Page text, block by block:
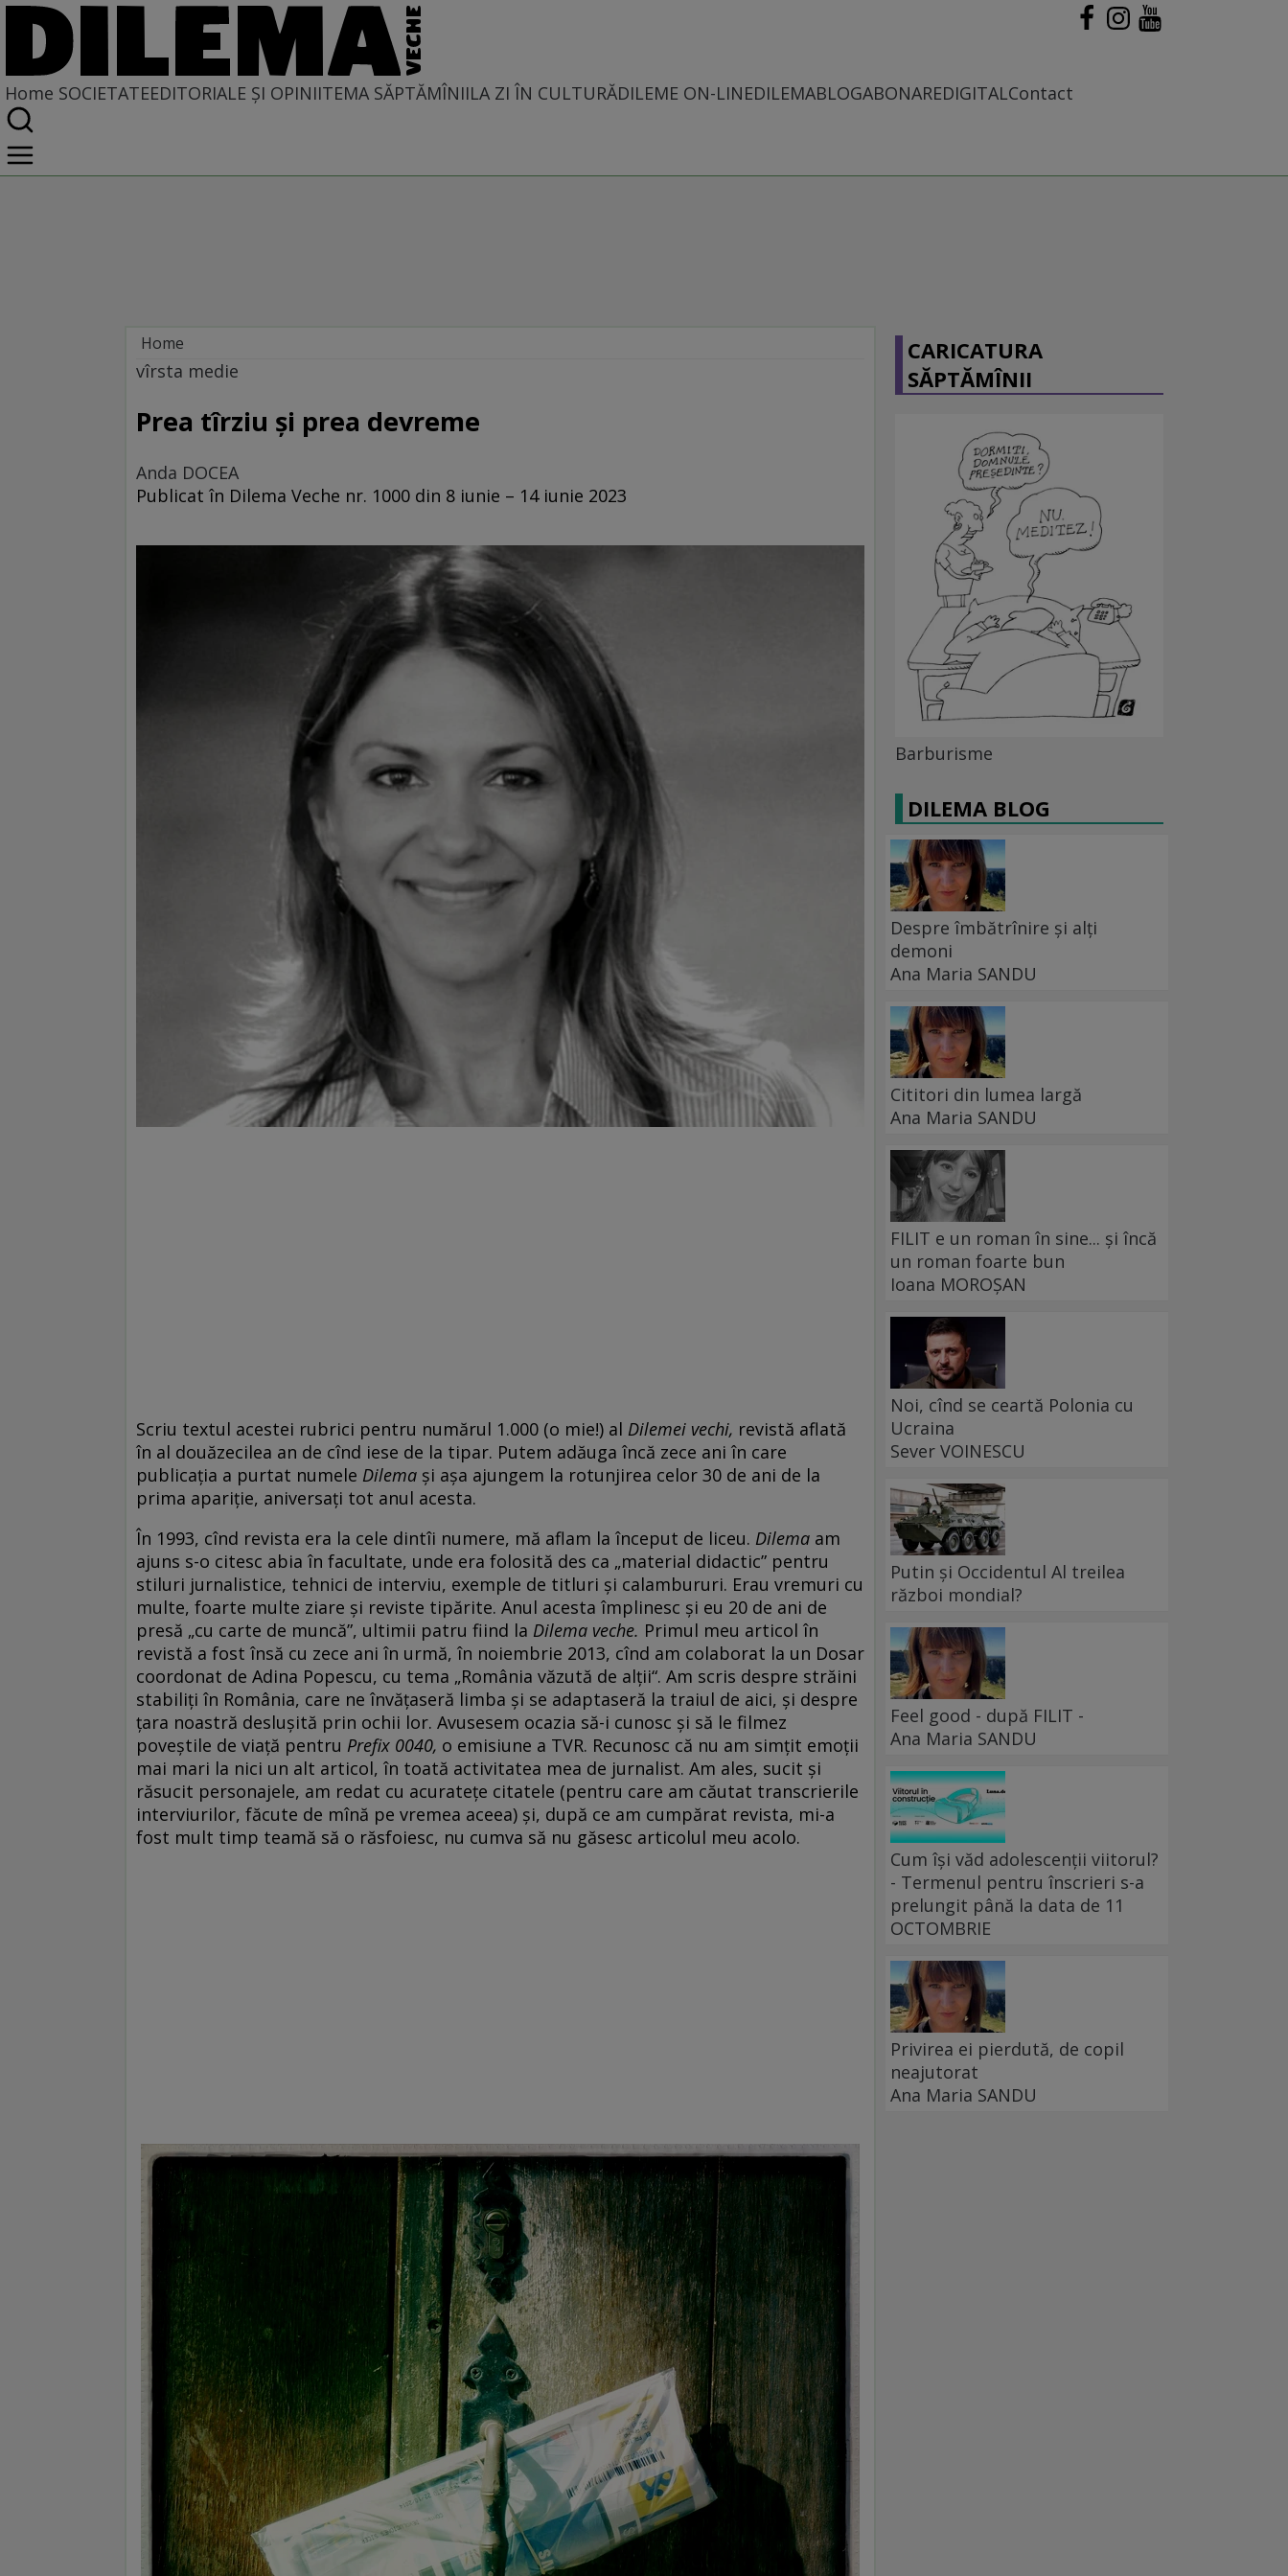
Home SOCIETATEEDITORIALE ȘI OPINIITEMA SĂPTĂMÎNIILA ZI ÎN CULTURĂDILEME ON-LINEDILEMABLOGABONAREDIGITALContact
Home
Societate
vîrsta medie
Prea tîrziu și prea devreme
Anda DOCEA
Publicat în Dilema Veche nr. 1000 din 8 iunie – 14 iunie 2023
Scriu textul acestei rubrici pentru numărul 1.000 (o mie!) al Dilemei vechi, revistă aflată
în al douăzecilea an de cînd iese de la tipar. Putem adăuga încă zece ani în care
publicația a purtat numele Dilema și așa ajungem la rotunjirea celor 30 de ani de la
prima apariție, aniversați tot anul acesta.
În 1993, cînd revista era la cele dintîi numere, mă aflam la început de liceu. Dilema am
ajuns s-o citesc abia în facultate, unde era folosită des ca „material didactic” pentru
stiluri jurnalistice, tehnici de interviu, exemple de titluri și calambururi. Erau vremuri cu
multe, foarte multe ziare și reviste tipărite. Anul acesta împlinesc și eu 20 de ani de
presă „cu carte de muncă”, ultimii patru fiind la Dilema veche. Primul meu articol în
revistă a fost însă cu zece ani în urmă, în noiembrie 2013, cînd am colaborat la un Dosar
coordonat de Adina Popescu, cu tema „România văzută de alții“. Am scris despre străini
stabiliți în România, care ne învățaseră limba și se adaptaseră la traiul de aici, și despre
țara noastră deslușită prin ochii lor. Avusesem ocazia să-i cunosc și să le filmez
poveștile de viață pentru Prefix 0040, o emisiune a TVR. Recunosc că nu am simțit emoții
mai mari la nici un alt articol, în toată activitatea mea de jurnalist. Am ales, sucit și
răsucit personajele, am redat cu acuratețe citatele (pentru care am căutat transcrierile
interviurilor, făcute de mînă pe vremea aceea) și, după ce am cumpărat revista, mi-a
fost mult timp teamă să o răsfoiesc, nu cumva să nu găsesc articolul meu acolo.
CARICATURA
SĂPTĂMÎNII
Barburisme
DILEMA BLOG
Despre îmbătrînire și alți
demoni
Ana Maria SANDU
Cititori din lumea largă
Ana Maria SANDU
FILIT e un roman în sine... și încă
un roman foarte bun
Ioana MOROȘAN
Noi, cînd se ceartă Polonia cu
Ucraina
Sever VOINESCU
Putin și Occidentul Al treilea
război mondial?
Feel good - după FILIT -
Ana Maria SANDU
Cum își văd adolescenții viitorul?
- Termenul pentru înscrieri s-a
prelungit până la data de 11
OCTOMBRIE
Privirea ei pierdută, de copil
neajutorat
Ana Maria SANDU